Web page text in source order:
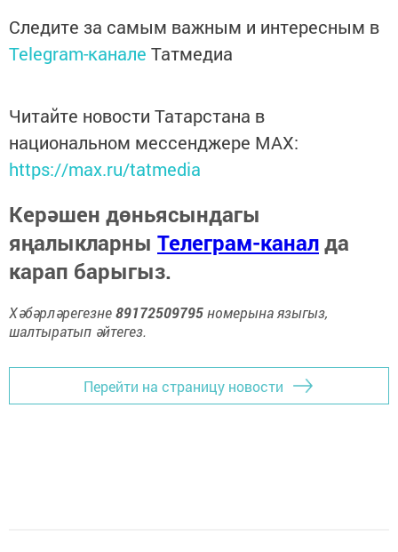
Следите за самым важным и интересным в
Telegram-канале Татмедиа
Читайте новости Татарстана в
национальном мессенджере MАХ:
https://max.ru/tatmedia
Керәшен дөньясындагы
яңалыкларны Телеграм-каналда
карап барыгыз.
Хәбәрләрегезне89172509795номерына языгыз,
шалтыратып әйтегез.
Перейти на страницу новости